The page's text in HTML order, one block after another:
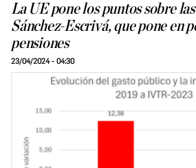
La UE pone los puntos sobre
Sánchez-Escrivá, que pone en
pensiones
23/04/2024 - 04:30